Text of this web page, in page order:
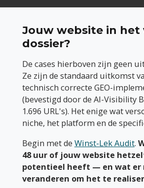
Jouw website in het
dossier?
De cases hierboven zijn geen
Ze zijn de standaard uitkomst
technisch correcte GEO-
(bevestigd door de AI-Visibility
1.696 URL's). Het enige wat
niche, het platform en de
Begin met de Winst-Lek Audit.
48 uur of jouw website
potentieel heeft — en wat er
veranderen om het te